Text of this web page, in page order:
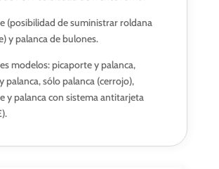
(posibilidad de suministrar roldana
y palanca de bulones.
modelos: picaporte y palanca,
palanca, sólo palanca (cerrojo),
y palanca con sistema antitarjeta